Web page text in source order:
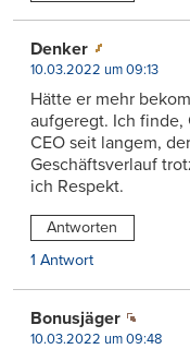
Denker
10.03.2022 um 09:13
Hätte er mehr
aufgeregt. Ich finde,
CEO seit langem,
Geschäftsverlauf
ich Respekt.
Antworten
1 Antwort
Bonusjäger
10.03.2022 um 09:48